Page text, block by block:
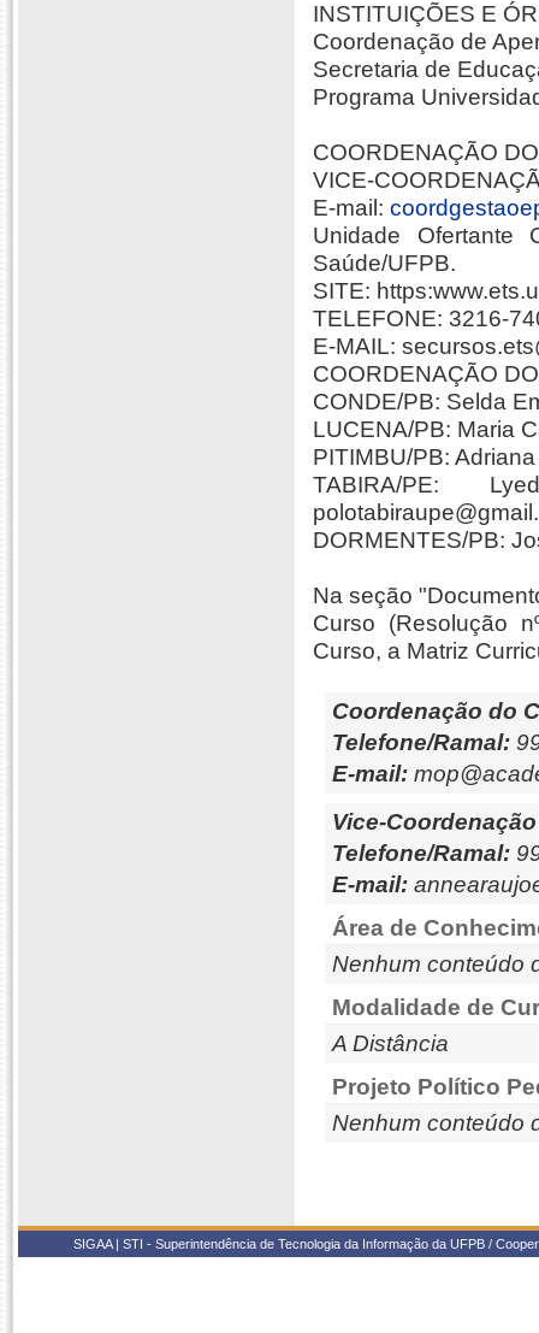
INSTITUIÇÕES E
Coordenação de
Secretaria de
Programa
COORDENAÇÃO
VICE-
E-mail:
Unidade Ofertante
Saúde/UFPB.
SITE:
TELEFONE: 3216-
E-MAIL:
COORDENAÇÃO
CONDE/PB: Selda
LUCENA/PB: Maria
PITIMBU/PB:
TABIRA/PE:
DORMENTES/PB:
Na seção
Curso (Resolução
Curso, a Matriz
Coordenação do
Telefone/Ramal:
E-mail:
Vice-
Telefone/Ramal:
E-mail:
Área de
Nenhum conteúdo
Modalidade de
A Distância
Projeto Político
Nenhum conteúdo
SIGAA | STI - Superintendência de Tecnologia da Informação da UFPB /